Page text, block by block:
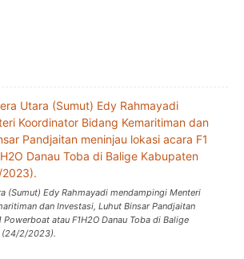
(Sumut) Edy Rahmayadi mendampingi Menteri
dan Investasi, Luhut Binsar Pandjaitan
Powerboat atau F1H2O Danau Toba di Balige
(24/2/2023).